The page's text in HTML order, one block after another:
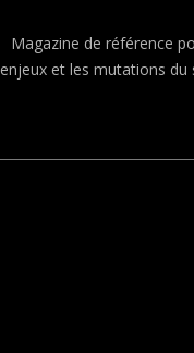
Magazine de référence
enjeux et les mutations du